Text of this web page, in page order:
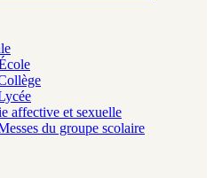
affective et sexuelle
du groupe scolaire